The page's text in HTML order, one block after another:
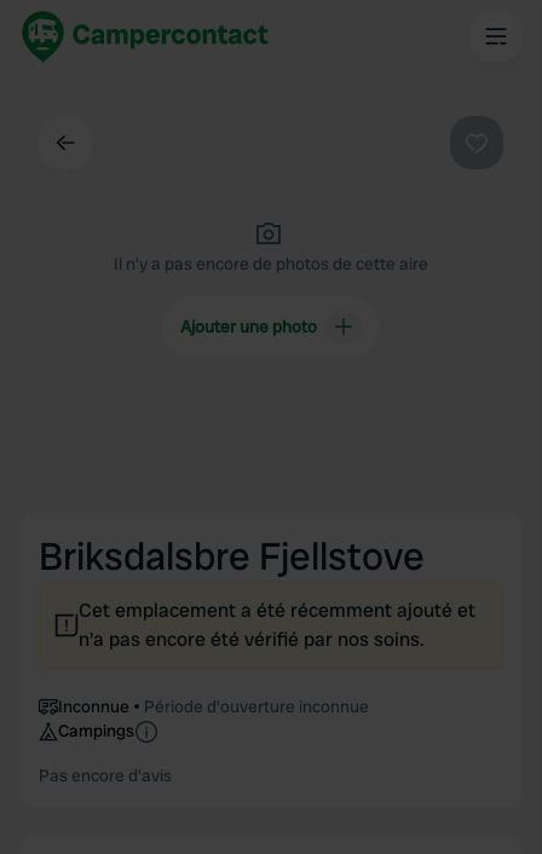
Il n'y a pas encore de photos de cette aire
Ajouter une photo
Briksdalsbre Fjellstove
Cet emplacement a été récemment ajouté et
n'a pas encore été vérifié par nos soins.
Inconnue
Période d'ouverture inconnue
Campings
Pas encore d'avis